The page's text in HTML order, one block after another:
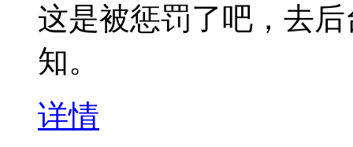
这是被惩罚了吧，去
知。
详情